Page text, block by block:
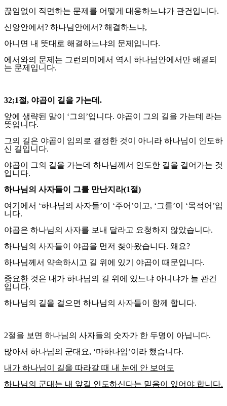
끊임없이 직면하는 문제를 어떻게 대응하느냐가 관건입니다.
신앙안에서? 하나님안에서? 해결하느냐,
아니면 내 뜻대로 해결하느냐의 문제입니다.
에서와의 문제는 그런의미에서 역시 하나님안에서만 해결되
는 문제입니다.
32;1절, 야곱이 길을 가는데 .
앞에 생략된 말이 ‘그의 ’입니다. 야곱이 그의 길을 가는데 라는
뜻입니다.
그의 길은 야곱이 임의로 결정한 것이 아니라 하나님이 인도하
신 길입니다.
야곱이 그의 길을 가는데 하나님께서 인도한 길을 걸어가는 것
입니다.
하나님의 사자들이 그를 만난지라(1절)
여기에서 ‘하나님의 사자들’이 ‘주어 ’이고, ‘그를’이 ‘목적어 ’입
니다.
야곱은 하나님의 사자를 보내 달라고 요청하지 않았습니다.
하나님의 사자들이 야곱을 먼저 찾아왔습니다. 왜요?
하나님께서 약속하시고 길 위에 있기 야곱이 때문입니다.
중요한 것은 내가 하나님의 길 위에 있느냐 아니냐가 늘 관건
입니다.
하나님의 길을 걸으면 하나님의 사자들이 함께 합니다.
2절을 보면 하나님의 사자들의 숫자가 한 두명이 아닙니다.
많아서 하나님의 군대요, ‘마하나임’이라 했습니다.
내가 하나님이 길을 따라갈 때 내 눈에 안 보여도
하나님의 군대는 내 앞길 인도하신다는 믿음이 있어야 합니다.